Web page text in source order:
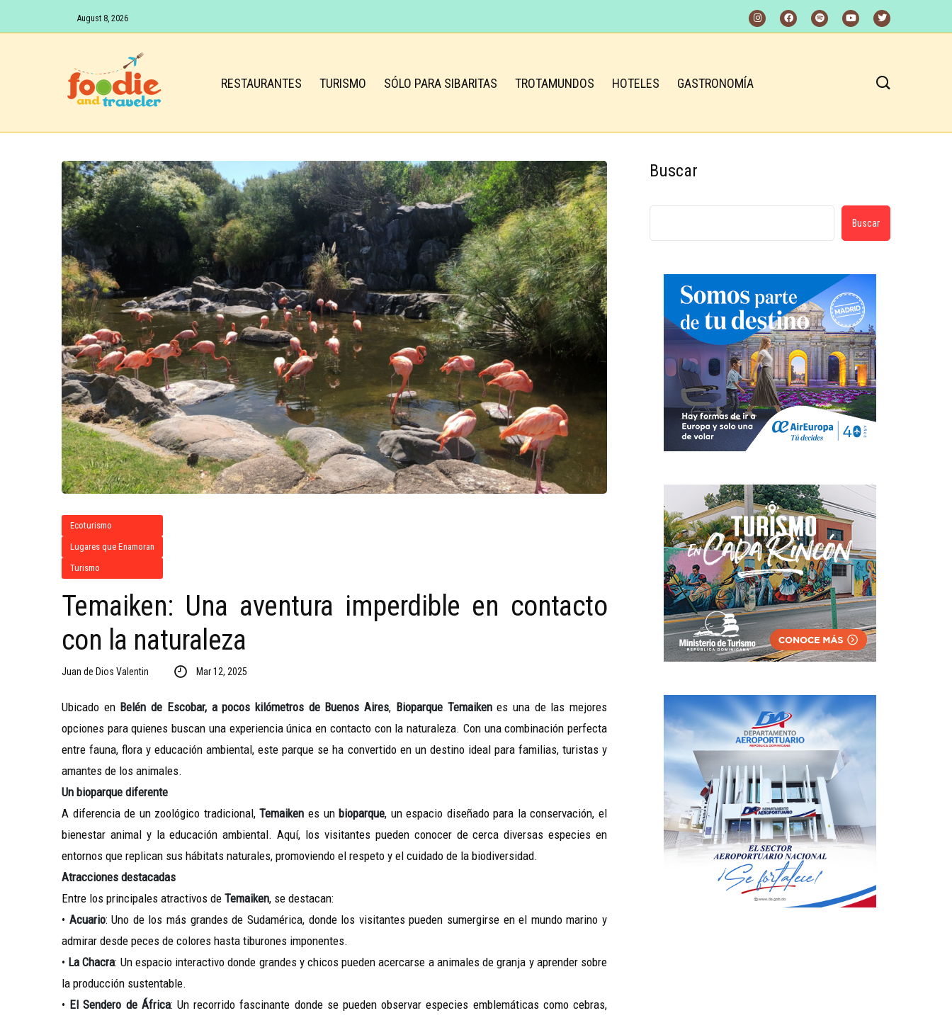
August 8, 2026
RESTAURANTES TURISMO SÓLO PARA SIBARITAS TROTAMUNDOS HOTELES GASTRONOMÍA
Ecoturismo
Lugares que Enamoran
Turismo
Temaiken: Una aventura imperdible en contacto
con la naturaleza
Juan de Dios Valentin Mar 12, 2025
Ubicado en Belén de Escobar, a pocos kilómetros de Buenos Aires, Bioparque Temaikenes una de las mejores
opciones para quienes buscan una experiencia única en contacto con la naturaleza. Con una combinación perfecta
entre fauna, flora y educación ambiental, este parque se ha convertido en un destino ideal para familias, turistas y
amantes de los animales.
Un bioparque diferente
A diferencia de un zoológico tradicional,Temaiken es unbioparque, un espacio diseñado para la conservación, el
bienestar animal y la educación ambiental. Aquí, los visitantes pueden conocer de cerca diversas especies en
entornos que replican sus hábitats naturales, promoviendo el respeto y el cuidado de la biodiversidad.
Atracciones destacadas
Entre los principales atractivos de Temaiken, se destacan:
• Acuario: Uno de los más grandes de Sudamérica, donde los visitantes pueden sumergirse en el mundo marino y
admirar desde peces de colores hasta tiburones imponentes.
• La Chacra: Un espacio interactivo donde grandes y chicos pueden acercarse a animales de granja y aprender sobre
la producción sustentable.
• El Sendero de África: Un recorrido fascinante donde se pueden observar especies emblemáticas como cebras,
Buscar
Buscar